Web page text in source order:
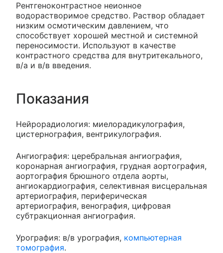
Рентгеноконтрастное неионное
водорастворимое средство. Раствор обладает
низким осмотическим давлением, что
способствует хорошей местной и системной
переносимости. Используют в качестве
контрастного средства для внутритекального,
в/а и в/в введения.
Показания
Нейрорадиология: миелорадикулография,
цистернография, вентрикулография.
Ангиография: церебральная ангиография,
коронарная ангиография, грудная аортография,
аортография брюшного отдела аорты,
ангиокардиография, селективная висцеральная
артериография, периферическая
артериография, венография, цифровая
субтракционная ангиография.
Урография: в/в урография, компьютерная
томография.